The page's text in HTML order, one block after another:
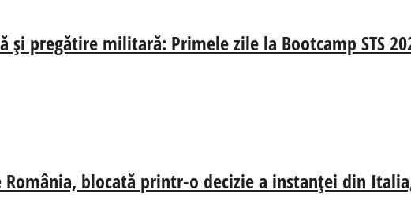
pregătire militară: Primele zile la Bootcamp STS
România, blocată printr-o decizie a instanței din